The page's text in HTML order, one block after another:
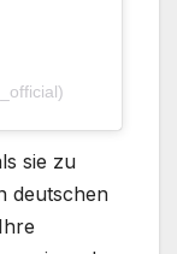
sie zu
deutschen